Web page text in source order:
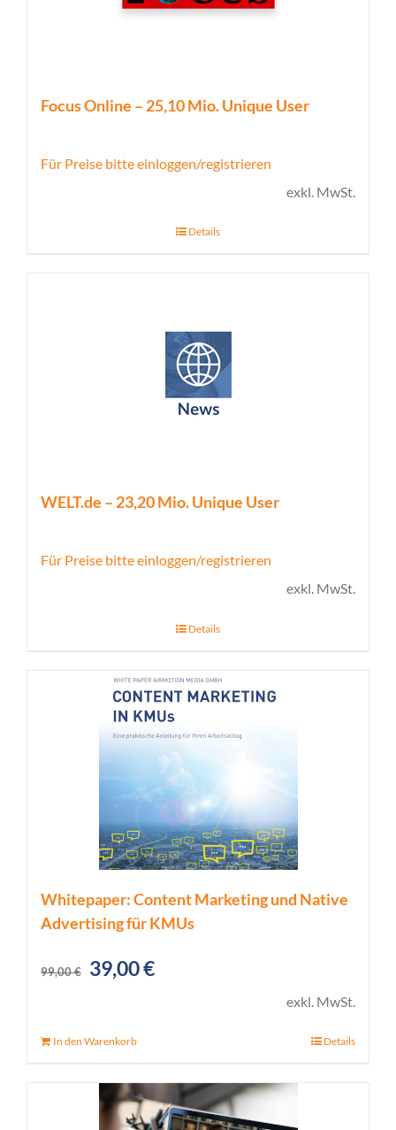
Focus Online – 25,10 Mio. Unique User
Für Preise bitte einloggen/registrieren
exkl. MwSt.
Details
WELT.de – 23,20 Mio. Unique User
Für Preise bitte einloggen/registrieren
exkl. MwSt.
Details
Whitepaper: Content Marketing und Native
Advertising für KMUs
99,00€
Ursprünglicher
39,00€Aktueller
exkl. MwSt.
In den Warenkorb Details